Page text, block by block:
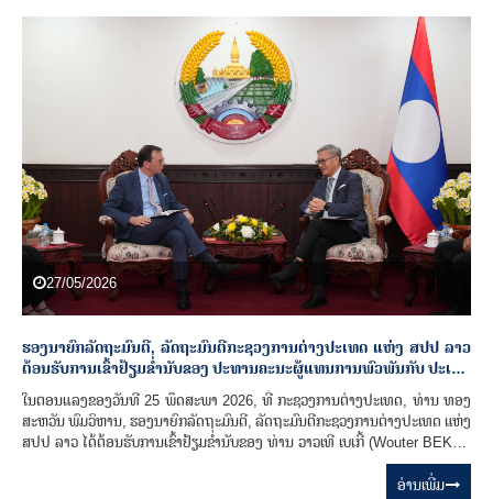
27/05/2026
ຮອງນາຍົກລັດຖະມົນຕີ, ລັດຖະມົນຕີກະຊວງການຕ່າງປະເທດ ແຫ່ງ ສປປ ລາວ
ຕ້ອນຮັບການເຂົ້າຢ້ຽມຂ່ຳນັບຂອງ ປະທານຄະນະຜູ້ແທນການພົວພັນກັບ ປະເທດ
ອາຊີຕາເວັນອອກສ່ຽງໃຕ້ ຂອງລັດຖະສະພາ ເອີຣົບ
ໃນຕອນແລງຂອງວັນທີ 25 ພຶດສະພາ 2026, ທີ່ ກະຊວງການຕ່າງປະເທດ, ທ່ານ ທອງ
ສະຫວັນ ພົມວິຫານ, ຮອງນາຍົກລັດຖະມົນຕີ, ລັດຖະມົນຕີກະຊວງການຕ່າງປະເທດ ແຫ່ງ
ສປປ ລາວ ໄດ້ຕ້ອນຮັບການເຂົ້າຢ້ຽມຂໍ່ານັບຂອງ ທ່ານ ວາວເທີ ເບເກີ້ (Wouter BEKE),
ປະທານຄະນະຜູ້ແທນການພົວພັນກັບ ປະເທດອາຊີຕາເວັນອອກ ສ່ຽງໃຕ້ ຂອງ
ລັດຖະສະພາ ເອີຣົບ ພ້ອມດ້ວຍຄະນະ ໃນໂອກາດເດີນທາງມາຢ້ຽມຢາມເຮັດວຽກ ຢູ່ ສປປ
ອ່ານ​ເພີ່ມ